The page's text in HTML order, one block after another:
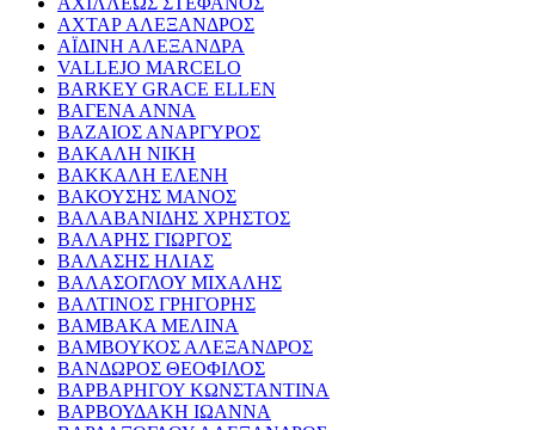
ΑΧΤΑΡ ΑΛΕΞΑΝΔΡΟΣ
ΑΪΔΙΝΗ ΑΛΕΞΑΝΔΡΑ
VALLEJO MARCELO
BARKEY GRACE ELLEN
ΒΑΓΕΝΑ ΑΝΝΑ
ΒΑΖΑΙΟΣ ΑΝΑΡΓΥΡΟΣ
ΒΑΚΑΛΗ ΝΙΚΗ
ΒΑΚΚΑΛΗ ΕΛΕΝΗ
ΒΑΚΟΥΣΗΣ ΜΑΝΟΣ
ΒΑΛΑΒΑΝΙΔΗΣ ΧΡΗΣΤΟΣ
ΒΑΛΑΡΗΣ ΓΙΩΡΓΟΣ
ΒΑΛΑΣΗΣ ΗΛΙΑΣ
ΒΑΛΑΣΟΓΛΟΥ ΜΙΧΑΛΗΣ
ΒΑΛΤΙΝΟΣ ΓΡΗΓΟΡΗΣ
ΒΑΜΒΑΚΑ ΜΕΛΙΝΑ
ΒΑΜΒΟΥΚΟΣ ΑΛΕΞΑΝΔΡΟΣ
ΒΑΝΔΩΡΟΣ ΘΕΟΦΙΛΟΣ
ΒΑΡΒΑΡΗΓΟΥ ΚΩΝΣΤΑΝΤΙΝΑ
ΒΑΡΒΟΥΔΑΚΗ ΙΩΑΝΝΑ